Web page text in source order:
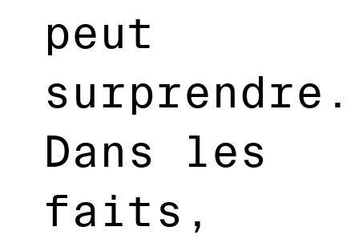
peut
surprendre.
Dans les
faits,